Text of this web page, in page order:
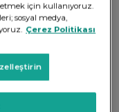
dahilinde
prensibi
için kullanıyoruz.
sosyal medya,
Çerez Politikası